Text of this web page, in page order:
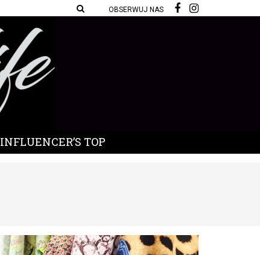
OBSERWUJ NAS
INFLUENCER’S TOP